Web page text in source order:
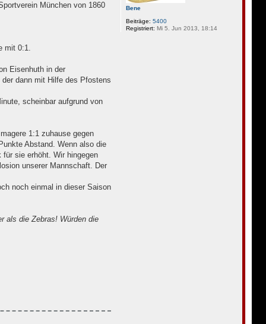
Bene
Beiträge: 5400
Registriert: Mi 5. Jun 2013, 18:14
München von 1860
mit 0:1.
Eisenhuth in der
dann mit Hilfe des Pfostens
scheinbar aufgrund von
1:1 zuhause gegen
Abstand. Wenn also die
sie erhöht. Wir hingegen
unserer Mannschaft. Der
noch einmal in dieser Saison
als die Zebras! Würden die